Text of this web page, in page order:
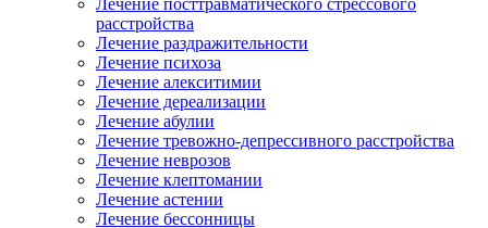
Лечение посттравматического стрессового
расстройства
Лечение раздражительности
Лечение психоза
Лечение алекситимии
Лечение дереализации
Лечение абулии
Лечение тревожно-депрессивного расстройства
Лечение неврозов
Лечение клептомании
Лечение астении
Лечение бессонницы